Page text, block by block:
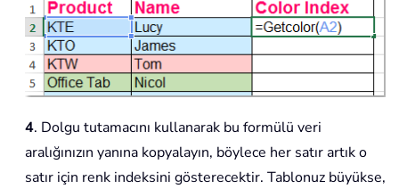
4. Dolgu tutamacını kullanarak bu formülü veri
aralığınızın yanına kopyalayın, böylece her satır artık o
satır için renk indeksini gösterecektir. Tablonuz büyükse,